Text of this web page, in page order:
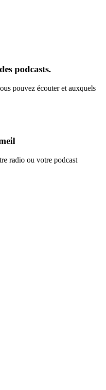
podcasts.
pouvez écouter et auxquels
radio ou votre podcast